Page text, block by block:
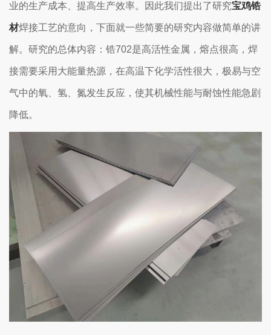
业的生产成本、提高生产效率。因此我们提出了研究宝鸡锆
材焊接工艺的意向，下面就一些简要的研究内容做简单的讲
解。研究的总体内容：锆702是高活性金属，熔点很高，焊
接需要采用大能量热源，在高温下化学活性很大，极易与空
气中的氧、氢、氮发生反应，使其机械性能与耐蚀性能急剧
降低。